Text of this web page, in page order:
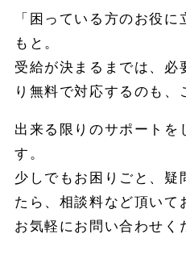
「困っている方のお役
もと。
受給が決まるまでは、必
り無料で対応するのも、
出来る限りのサポートを
す。
少しでもお困りごと、疑
たら、相談料など頂いて
お気軽にお問い合わせく